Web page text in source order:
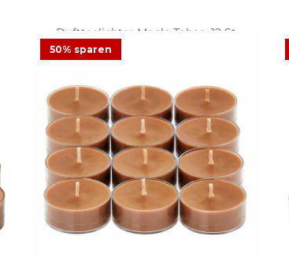
Duftteelichter Maple Tobac, 12 St.
50% sparen